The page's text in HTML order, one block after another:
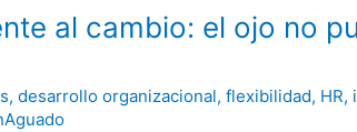
al cambio: el ojo no
,desarrollo organizacional,flexibilidad, HR,